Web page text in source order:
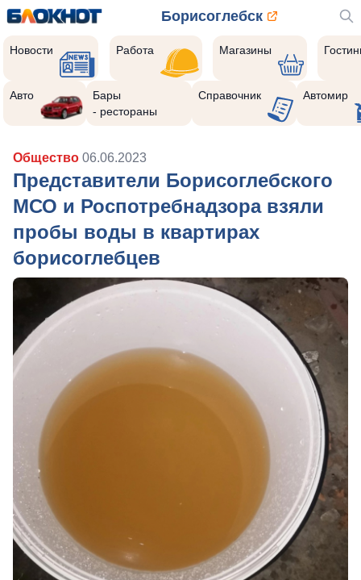
Борисоглебск
Новости Работа Магазины
Авто
Бары
- рестораны
Справочник Автомир
Общество 06.06.2023
Представители Борисоглебского
МСО и Роспотребнадзора взяли
пробы воды в квартирах
борисоглебцев